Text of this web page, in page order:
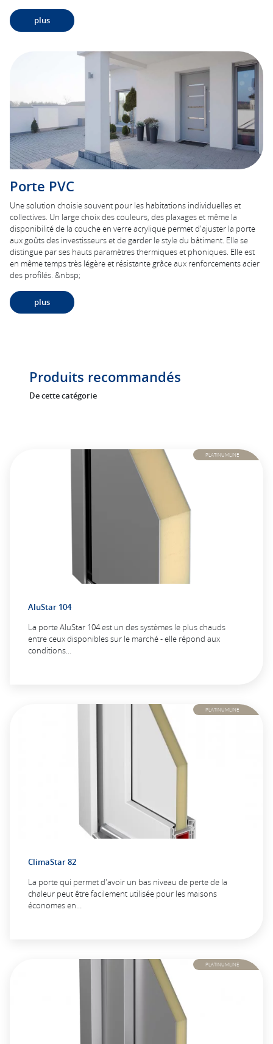
plus
Porte PVC
Une solution choisie souvent pour les habitations individuelles et
collectives. Un large choix des couleurs, des plaxages et même la
disponibilité de la couche en verre acrylique permet d'ajuster la porte
aux goûts des investisseurs et de garder le style du bâtiment. Elle se
distingue par ses hauts paramètres thermiques et phoniques. Elle est
en même temps très légère et résistante grâce aux renforcements acier
des profilés. &nbsp;
plus
Produits recommandés
De cette catégorie
PLATINUMLINE
AluStar 104
La porte AluStar 104 est un des systèmes le plus chauds
entre ceux disponibles sur le marché - elle répond aux
conditions…
PLATINUMLINE
ClimaStar 82
La porte qui permet d'avoir un bas niveau de perte de la
chaleur peut être facilement utilisée pour les maisons
économes en…
PLATINUMLINE